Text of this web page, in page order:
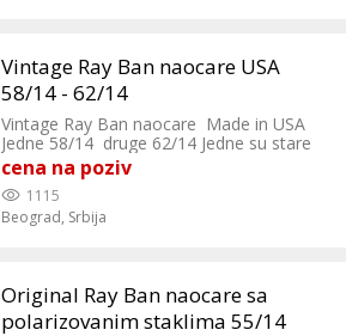
Vintage Ray Ban naocare USA
58/14 - 62/14
Vintage Ray Ban naocare Made in USA
Jedne 58/14 druge 62/14 Jedne su stare
preko 50 godina TOP
cena na poziv
1115
Beograd, Srbija
Original Ray Ban naocare sa
polarizovanim staklima 55/14